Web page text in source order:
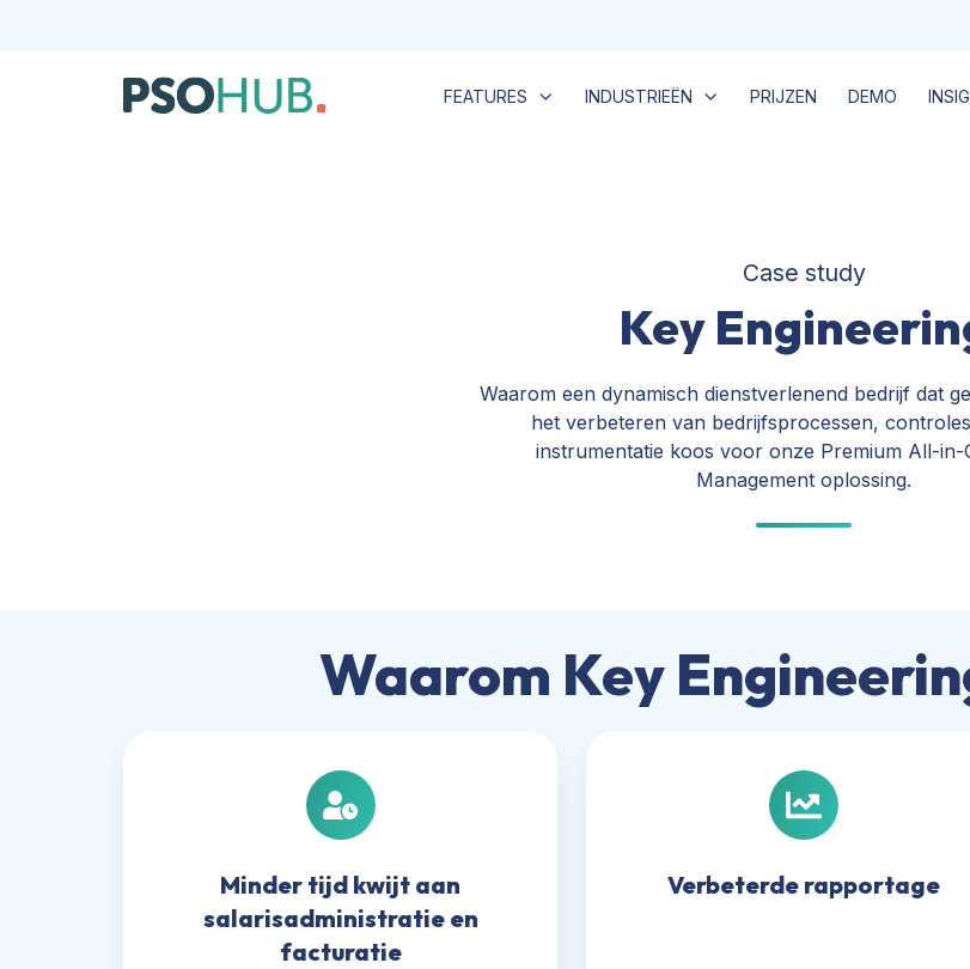
FEATURES INDUSTRIEËN PRIJZEN DEMO
Case study
Key
Waarom een dynamisch dienstverlenend bedrijf dat
het verbeteren van bedrijfsprocessen,
instrumentatie koos voor onze Premium All-in-
Management oplossing.
Waarom Key
Minder tijd kwijt aan
salarisadministratie en
facturatie
tijd
kwijt
aan
en
facturatie
Verbeterde rapportage
rapportage